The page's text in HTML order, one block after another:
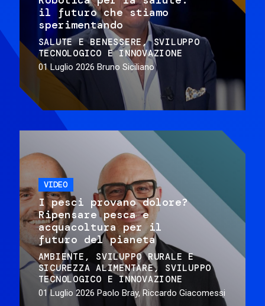
il futuro che stiamo
sperimentando
SALUTE E BENESSERE
SVILUPPO
TECNOLOGICO E INNOVAZIONE
01 Luglio 2026 Bruno Siciliano
VIDEO
I pesci provano dolore?
Ripensare pesca e
acquacoltura per il
futuro del pianeta
AMBIENTE
SVILUPPO RURALE E
SICUREZZA ALIMENTARE
SVILUPPO
TECNOLOGICO E INNOVAZIONE
01 Luglio 2026 Paolo Bray, Riccardo Giacomessi